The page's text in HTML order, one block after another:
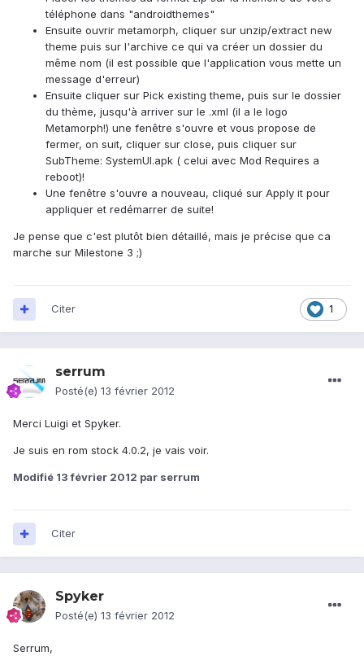
téléphone dans "androidthemes"
Ensuite ouvrir metamorph, cliquer sur unzip/extract new
theme puis sur l'archive ce qui va créer un dossier du
même nom (il est possible que l'application vous mette un
message d'erreur)
Ensuite cliquer sur Pick existing theme, puis sur le dossier
du thème, jusqu'à arriver sur le .xml (il a le logo
Metamorph!) une fenêtre s'ouvre et vous propose de
fermer, on suit, cliquer sur close, puis cliquer sur
SubTheme: SystemUI.apk ( celui avec Mod Requires a
reboot)!
Une fenêtre s'ouvre a nouveau, cliqué sur Apply it pour
appliquer et redémarrer de suite!
Je pense que c'est plutôt bien détaillé, mais je précise que ca
marche sur Milestone 3 ;)
1
Citer
serrum
Posté(e) 13 février 2012
Merci Luigi et Spyker.
Je suis en rom stock 4.0.2, je vais voir.
Modifié 13 février 2012 par serrum
Citer
Spyker
Posté(e) 13 février 2012
Serrum,